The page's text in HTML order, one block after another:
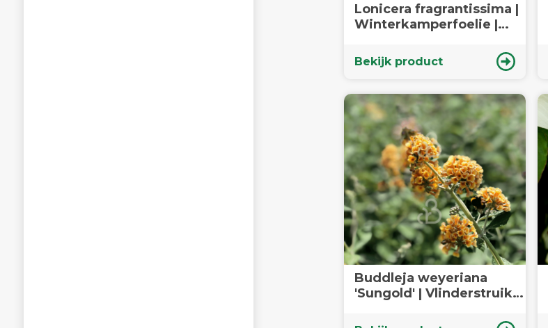
Lonicera fragrantissima |
Winterkamperfoelie |
Bekijk product
Buddleja weyeriana
'Sungold' | Vlinderstruik |